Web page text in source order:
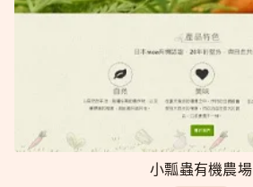
小瓢蟲有機農場